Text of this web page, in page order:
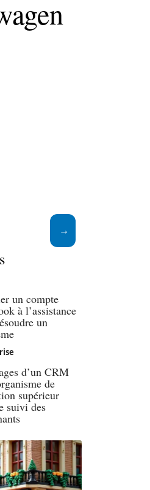
un compte
à l’assistance
un
d’un CRM
de
supérieur
suivi des